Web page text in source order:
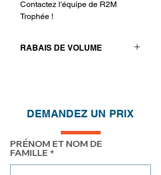
Contactez l'équipe de R2M
Trophée !
RABAIS DE VOLUME
PRIX 320.00$ 270.00$ 245.00$
DEMANDEZ UN PRIX
PRÉNOM ET NOM DE
FAMILLE